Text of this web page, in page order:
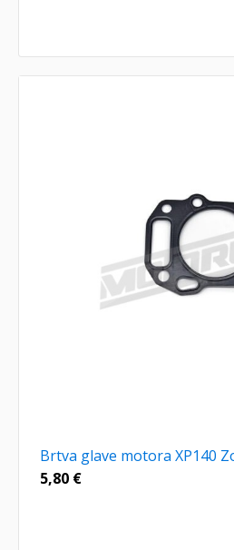
Brtva glave motora XP140
5,80 €